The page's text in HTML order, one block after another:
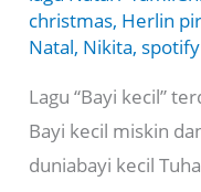
christmas, Herlin
Natal, Nikita, spotify
Lagu “Bayi kecil”
Bayi kecil miskin
duniabayi kecil